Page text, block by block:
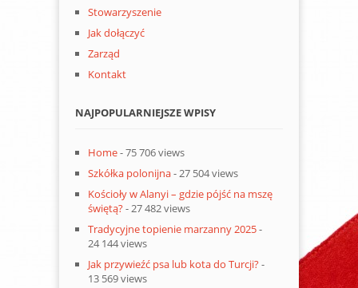
Stowarzyszenie
Jak dołączyć
Zarząd
Kontakt
NAJPOPULARNIEJSZE WPISY
Home- 75 706 views
Szkółka polonijna- 27 504 views
Kościoły w Alanyi – gdzie pójść na mszę
świętą?- 27 482 views
Tradycyjne topienie marzanny 2025-
24 144 views
Jak przywieźć psa lub kota do Turcji?-
13 569 views